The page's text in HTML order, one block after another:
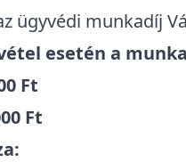
ügyvédi munkadíj
esetén a
Ft
Ft